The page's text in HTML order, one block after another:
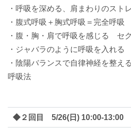
・呼吸を深める、肩まわりのスト
・腹式呼吸＋胸式呼吸＝完全呼吸
・腹・胸・肩で呼吸を感じる セ
・ジャバラのように呼吸を入れ
・陰陽バランスで自律神経を整
呼吸法
◆２回目 5/26(日) 10:00-13:00